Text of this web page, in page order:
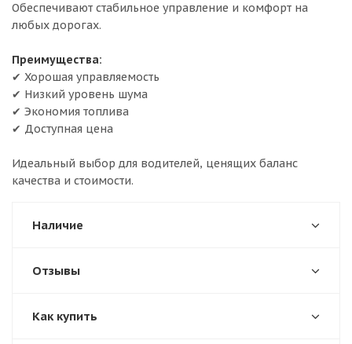
Обеспечивают стабильное управление и комфорт на
любых дорогах.
Преимущества:
✔ Хорошая управляемость
✔ Низкий уровень шума
✔ Экономия топлива
✔ Доступная цена
Идеальный выбор для водителей, ценящих баланс
качества и стоимости.
Наличие
Отзывы
Как купить